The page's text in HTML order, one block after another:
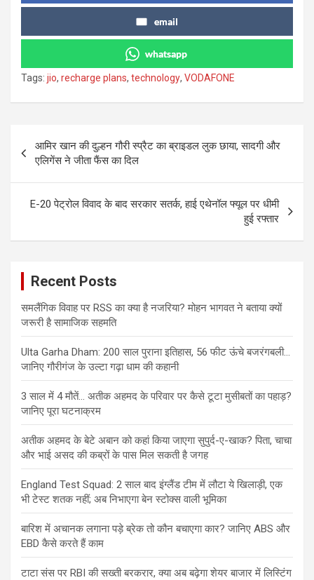
email
whatsapp
Tags: jio, recharge plans, technology, VODAFONE
navigation
आमिर खान की दुल्हन गौरी स्प्रैट का ब्राइडल लुक छाया, सादगी और
एलिगेंस ने जीता फैंस का दिल
E-20 पेट्रोल विवाद के बाद सरकार सतर्क, हाई एथेनॉल फ्यूल पर धीमी
हुई रफ्तार
Recent Posts
समलैंगिक विवाह पर RSS का क्या है नजरिया? मोहन भागवत ने बताया क्यों
जरूरी है सामाजिक सहमति
Ulta Garha Dham: 200 साल पुराना इतिहास, 56 फीट ऊंचे बजरंगबली…
जानिए गौरीगंज के उल्टा गढ़ा धाम की कहानी
3 साल में 4 मौतें… अतीक अहमद के परिवार पर कैसे टूटा मुसीबतों का पहाड़?
जानिए पूरा घटनाक्रम
अतीक अहमद के बेटे अबान को कहां किया जाएगा सुपुर्द-ए-खाक? पिता, चाचा
और भाई असद की कब्रों के पास मिल सकती है जगह
England Test Squad: 2 साल बाद इंग्लैंड टीम में लौटा ये खिलाड़ी, एक
भी टेस्ट शतक नहीं; अब निभाएगा बेन स्टोक्स वाली भूमिका
बारिश में अचानक लगाना पड़े ब्रेक तो कौन बचाएगा कार? जानिए ABS और
EBD कैसे करते हैं काम
टाटा संस पर RBI की सख्ती बरकरार, क्या अब बढ़ेगा शेयर बाजार में लिस्टिंग